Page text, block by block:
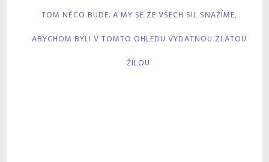
TOM NĚCO BUDE. A MY SE ZE VŠECH SIL SNAŽÍME,
ABYCHOM BYLI V TOMTO OHLEDU VYDATNOU ZLATOU
ŽÍLOU.